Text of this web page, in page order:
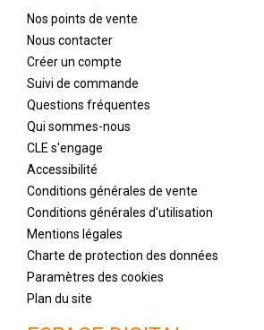
Nos points de vente
Nous contacter
Créer un compte
Suivi de commande
Questions fréquentes
Qui sommes-nous
CLE s'engage
Accessibilité
Conditions générales de vente
Conditions générales d'utilisation
Mentions légales
Charte de protection des données
Paramètres des cookies
Plan du site